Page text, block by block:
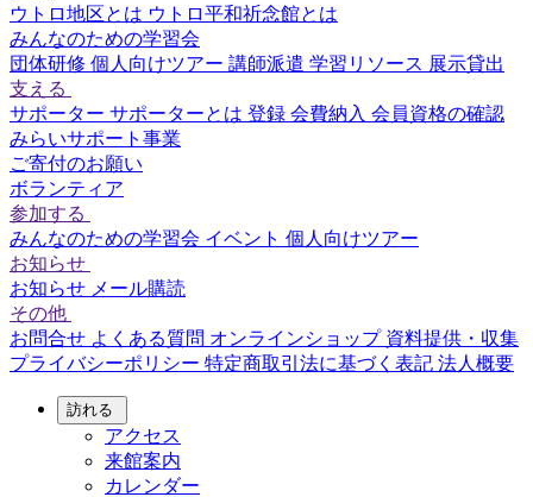
ウトロ地区とは ウトロ平和祈念館とは
みんなのための学習会
団体研修 個人向けツアー 講師派遣 学習リソース 展示貸出
支える
サポーター サポーターとは 登録 会費納入 会員資格の確認
みらいサポート事業
ご寄付のお願い
ボランティア
参加する
みんなのための学習会 イベント 個人向けツアー
お知らせ
お知らせ メール購読
その他
お問合せ よくある質問 オンラインショップ 資料提供・収集
プライバシーポリシー 特定商取引法に基づく表記 法人概要
訪れる
アクセス
来館案内
カレンダー